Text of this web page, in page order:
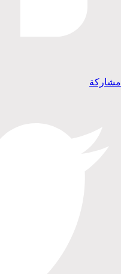
مشاركة